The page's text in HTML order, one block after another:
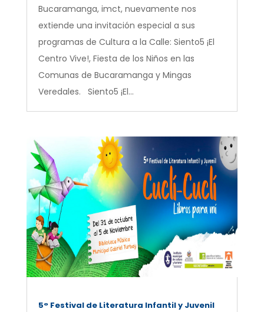
Bucaramanga, imct, nuevamente nos
extiende una invitación especial a sus
programas de Cultura a la Calle: Siento5 ¡El
Centro Vive!, Fiesta de los Niños en las
Comunas de Bucaramanga y Mingas
Veredales. Siento5 ¡El...
5° Festival de Literatura Infantil y Juvenil